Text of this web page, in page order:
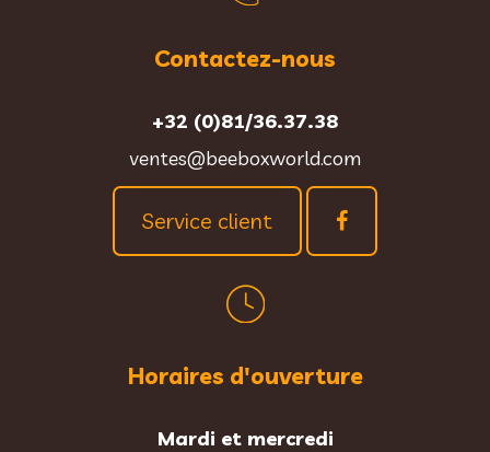
Contactez-nous
+32 (0)81/36.37.38
ventes@beeboxworld.com
Service client
Horaires d'ouverture
Mardi et mercredi